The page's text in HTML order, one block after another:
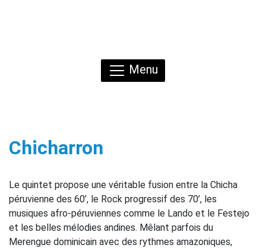
Menu
Chicharron
Le quintet propose une véritable fusion entre la Chicha
péruvienne des 60’, le Rock progressif des 70’, les
musiques afro-péruviennes comme le Lando et le Festejo
et les belles mélodies andines. Mêlant parfois du
Merengue dominicain avec des rythmes amazoniques,